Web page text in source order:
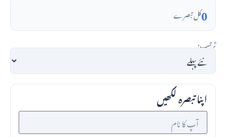
0کل تبصرے
ترتیب:
اپنا تبصرہ لکھیں